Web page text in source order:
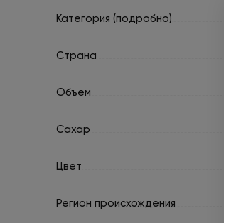
Категория (подробно)
Страна
Объем
Сахар
Цвет
Регион происхождения